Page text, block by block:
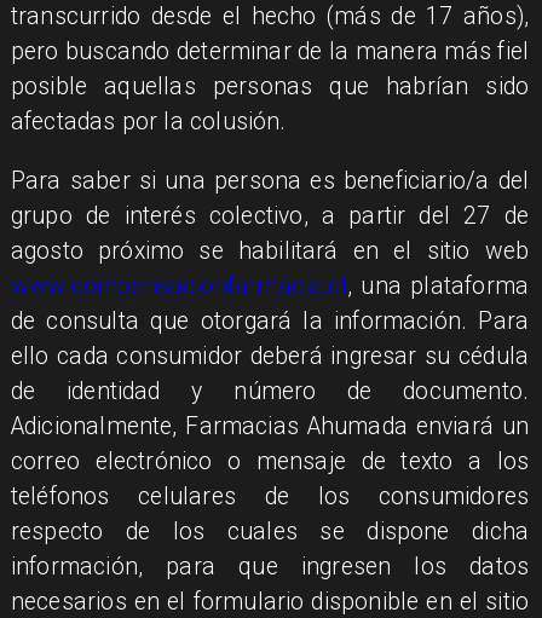
transcurrido desde el hecho (más de 17 años),
pero buscando determinar de la manera más fiel
posible aquellas personas que habrían sido
afectadas por la colusión.
Para saber si una persona es beneficiario/a del
grupo de interés colectivo, a partir del 27 de
agosto próximo se habilitará en el sitio web
www.compensacionfarmacia.cl , una plataforma
de consulta que otorgará la información. Para
ello cada consumidor deberá ingresar su cédula
de identidad y número de documento.
Adicionalmente, Farmacias Ahumada enviará un
correo electrónico o mensaje de texto a los
teléfonos celulares de los consumidores
respecto de los cuales se dispone dicha
información, para que ingresen los datos
necesarios en el formulario disponible en el sitio